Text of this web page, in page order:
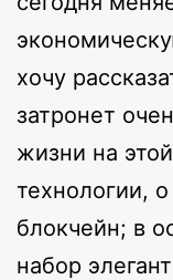
хочу
затронет
жизни на
технологии,
блокчейн; в
набор